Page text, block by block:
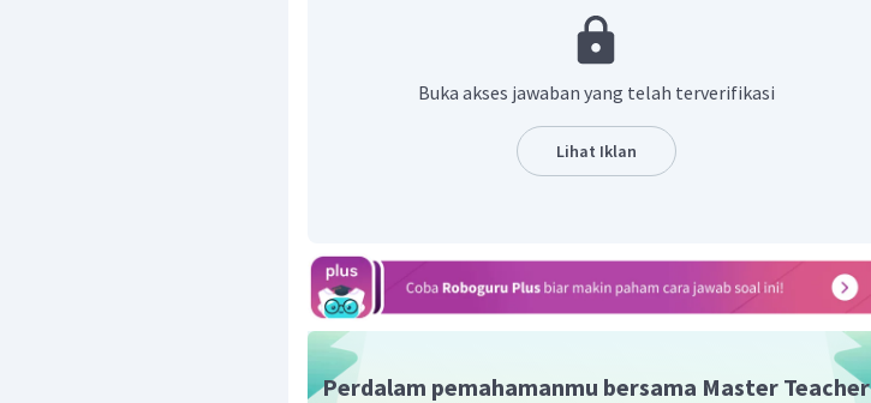
tersebut dimanfaatkan oleh aki untuk menjadi sumber listrik.
Buka akses jawaban yang telah terverifikasi
Lihat Iklan
Perdalam pemahamanmu bersama Master Teacher